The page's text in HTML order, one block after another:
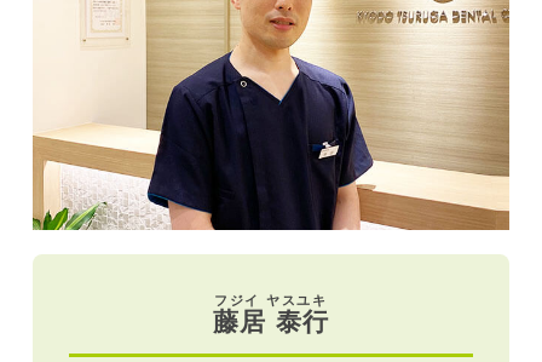
藤居 泰行
フジイ ヤスユキ